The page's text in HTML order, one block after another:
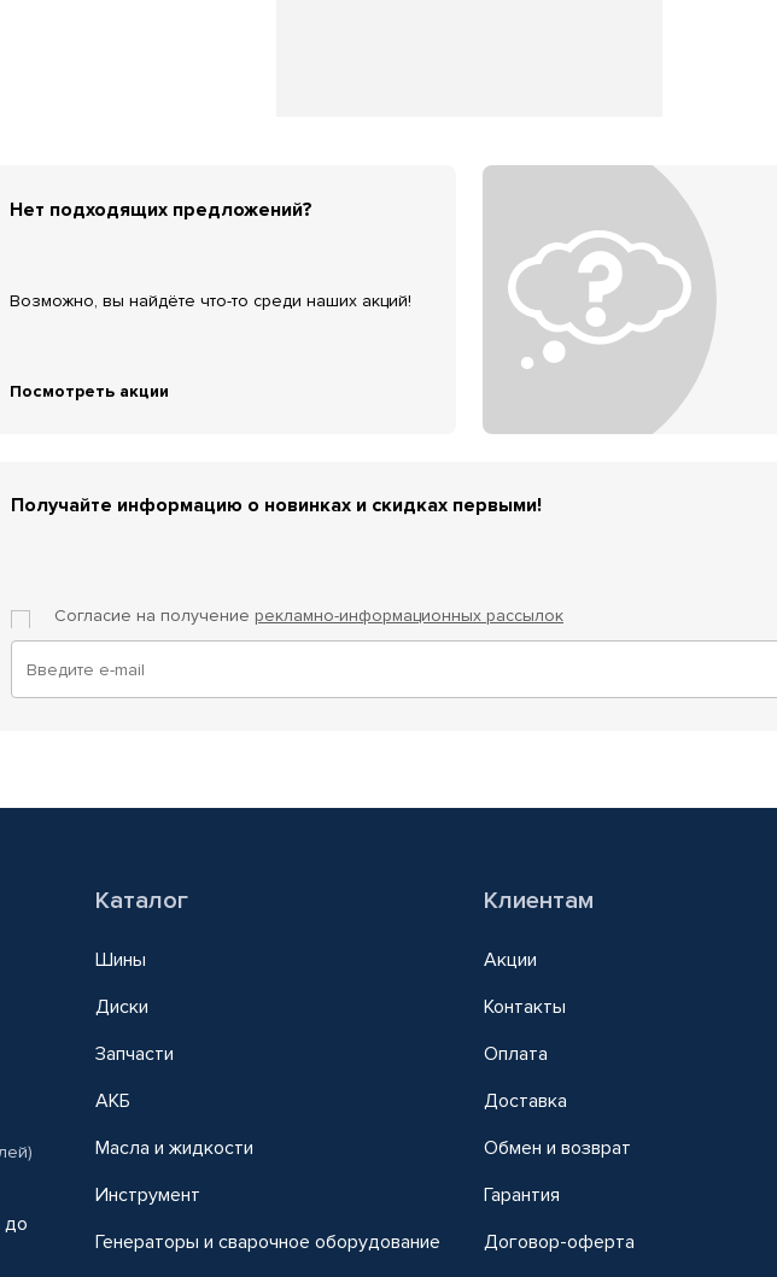
Нет подходящих предложений?
Возможно, вы найдёте что-то среди наших акций!
Посмотреть акции
Получайте информацию о новинках и скидках первыми!
Согласие на получение рекламно-информационных рассылок
до
Каталог
Шины
Диски
Запчасти
АКБ
Масла и жидкости
Инструмент
Генераторы и сварочное оборудование
Клиентам
Акции
Контакты
Оплата
Доставка
Обмен и возврат
Гарантия
Договор-оферта